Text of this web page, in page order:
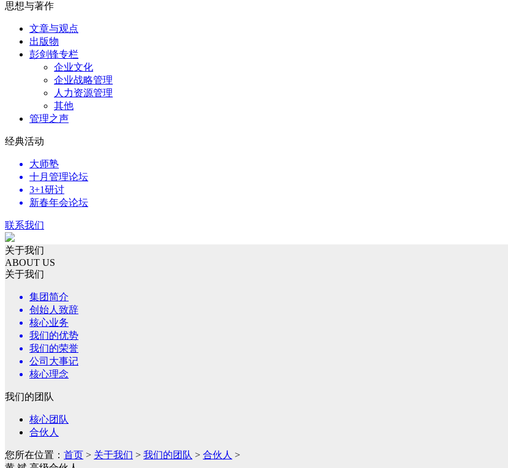
思想与著作
文章与观点
出版物
彭剑锋专栏
企业文化
企业战略管理
人力资源管理
其他
管理之声
经典活动
大师塾
十月管理论坛
3+1研讨
新春年会论坛
联系我们
关于我们
ABOUT US
关于我们
集团简介
创始人致辞
核心业务
我们的优势
我们的荣誉
公司大事记
核心理念
我们的团队
核心团队
合伙人
您所在位置： 首页 > 关于我们 > 我们的团队 > 合伙人 >